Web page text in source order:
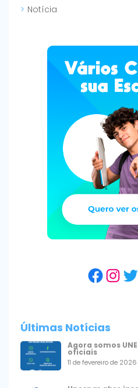
Notícia
Últimas Notícias
Agora somos
oficiais
11 de fevereiro de 2026